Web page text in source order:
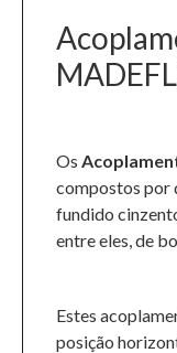
Os
compostos por
fundido
entre eles, de
Estes
posição